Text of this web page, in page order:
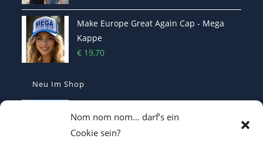
Nom nom nom… darf’s ein
Cookie sein?
Make Europe Great Again Cap - Mega
Kappe
€ 19,70
Neu Im Shop
Hysterikern für Schnappatmung
€22,00